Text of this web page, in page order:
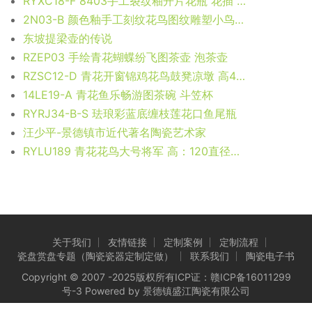
2N03-B 颜色釉手工刻纹花鸟图纹雕塑小鸟盖罐 瓷罐 储物罐 尺寸：口径 14.8厘米 肚径 29厘米 高 32.5厘米
东坡提梁壶的传说
RZEP03 手绘青花蝴蝶纷飞图茶壶 泡茶壶
RZSC12-D 青花开窗锦鸡花鸟鼓凳凉墩 高42.5直径32口径底径25.5重量10KG
14LE19-A 青花鱼乐畅游图茶碗 斗笠杯
RYRJ34-B-S 珐琅彩蓝底缠枝莲花口鱼尾瓶
汪少平-景德镇市近代著名陶瓷艺术家
RYLU189 青花花鸟大号将军 高：120直径：54口径：底径：重量：KG
关于我们 友情链接 定制案例
定制流程
瓷盘赏盘专题（陶瓷瓷器定制定做）
联系我们
陶瓷电子书
Copyright © 2007 -2025版权所有ICP证： 赣ICP备16011299
号-3 Powered by 景德镇盛江陶瓷有限公司